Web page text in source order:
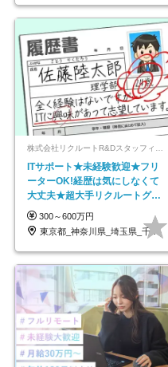
ITサポート★未経験歓迎★フリ
ーターOK!経歴は気にしなくて
大丈夫★超大手リクルートグル
ープの正社員/sg
300～600万円
東京都_神奈川県_埼玉県_千葉県_大阪府…